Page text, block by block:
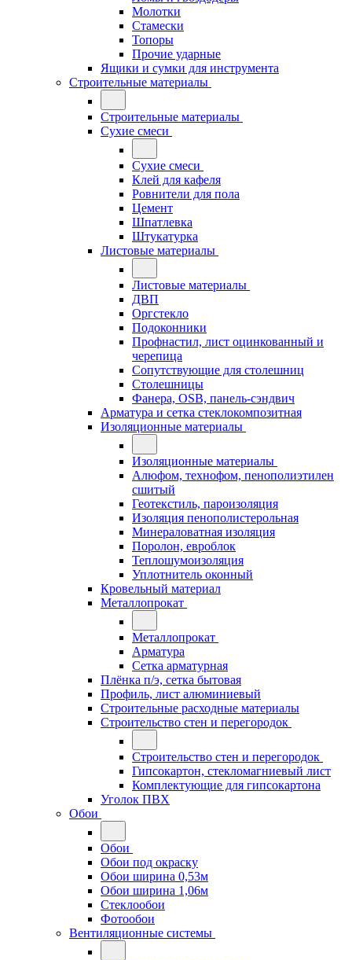
Молотки
Стамески
Топоры
Прочие ударные
Ящики и сумки для инструмента
Строительные материалы
Строительные материалы
Сухие смеси
Сухие смеси
Клей для кафеля
Ровнители для пола
Цемент
Шпатлевка
Штукатурка
Листовые материалы
Листовые материалы
ДВП
Оргстекло
Подоконники
Профнастил, лист оцинкованный и
черепица
Сопутствующие для столешниц
Столешницы
Фанера, OSB, панель-сэндвич
Арматура и сетка стеклокомпозитная
Изоляционные материалы
Изоляционные материалы
Алюфом, технофом, пенополиэтилен
сшитый
Геотекстиль, пароизоляция
Изоляция пенополистерольная
Минераловатная изоляция
Поролон, евроблок
Теплошумоизоляция
Уплотнитель оконный
Кровельный материал
Металлопрокат
Металлопрокат
Арматура
Сетка арматурная
Плёнка п/э, сетка бытовая
Профиль, лист алюминиевый
Строительные расходные материалы
Строительство стен и перегородок
Строительство стен и перегородок
Гипсокартон, стекломагниевый лист
Комплектующие для гипсокартона
Уголок ПВХ
Обои
Обои
Обои под окраску
Обои ширина 0,53м
Обои ширина 1,06м
Стеклообои
Фотообои
Вентиляционные системы